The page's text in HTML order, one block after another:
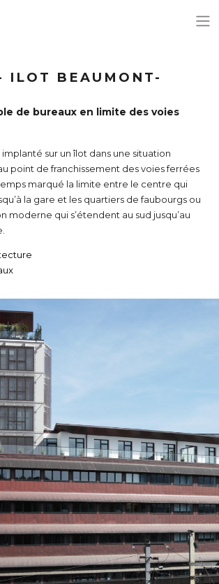
ILOT BEAUMONT-
de bureaux en limite des voies
sur un îlot dans une situation
point de franchissement des voies ferrées
marqué la limite entre le centre qui
la gare et les quartiers de faubourgs ou
moderne qui s’étendent au sud jusqu’au